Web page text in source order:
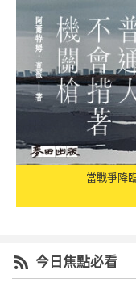
當戰爭降
今日焦點必看